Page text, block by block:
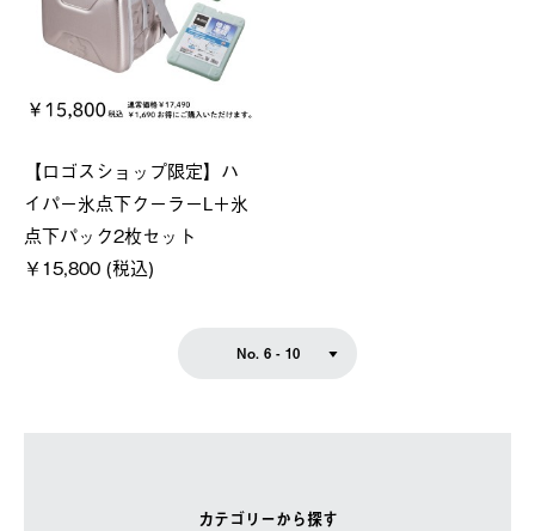
カテゴリーから探す
【ロゴスショップ限定】ハ
イパー氷点下クーラーL＋氷
点下パック2枚セット
￥15,800 (税込)
No. 6 - 10